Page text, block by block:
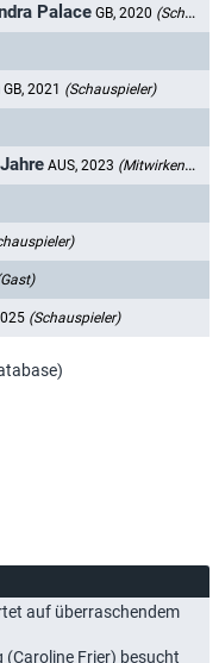
Palace GB, 2020 (Schauspieler)
GB, 2021 (Schauspieler)
AUS, 2023 (Mitwirkender)
(Schauspieler)
auf überraschendem
(Caroline Frier) besucht